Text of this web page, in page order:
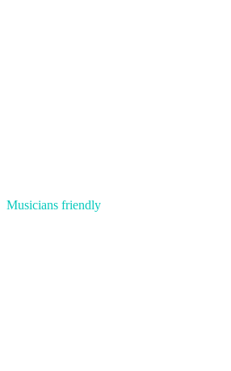
Musicians friendly